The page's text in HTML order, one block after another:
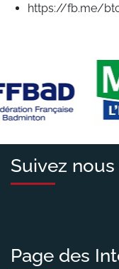
https://fb.me/
Suivez
Page des